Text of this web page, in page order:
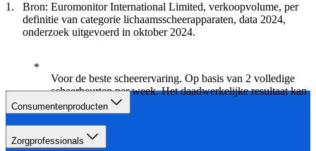
Bron: Euromonitor International Limited, verkoopvolume, per
definitie van categorie lichaamsscheerapparaten, data 2024,
onderzoek uitgevoerd in oktober 2024.
Voor de beste scheerervaring. Op basis van 2 volledige
scheerbeurten per week. Het daadwerkelijke resultaat kan
variëren.
Consumentenproducten
Zorgprofessionals